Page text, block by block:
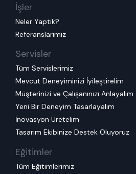
İşler
Neler Yaptık?
Referanslarımız
Servisler
Tüm Servislerimiz
Mevcut Deneyiminizi İyileştirelim
Müşterinizi ve Çalışanınızı Anlayalım
Yeni Bir Deneyim Tasarlayalım
İnovasyon Üretelim
Tasarım Ekibinize Destek Oluyoruz
Eğitimler
Tüm Eğitimlerimiz